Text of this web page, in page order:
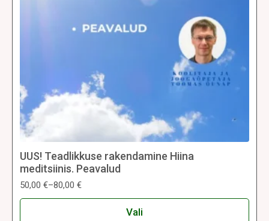
UUS! Teadlikkuse rakendamine Hiina
meditsiinis. Peavalud
50,00 €–80,00 €
Hinnavahemik:
50,00 €
Vali
Sellel